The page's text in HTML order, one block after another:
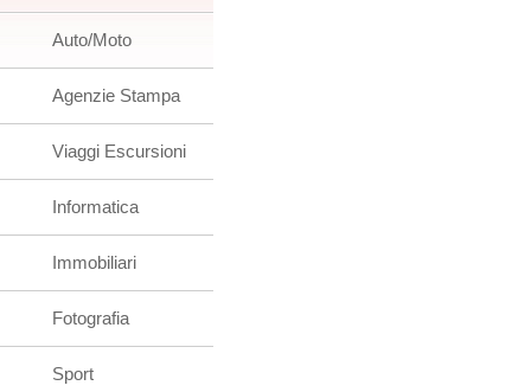
Auto/Moto
Agenzie Stampa
Viaggi Escursioni
Informatica
Immobiliari
Fotografia
Sport